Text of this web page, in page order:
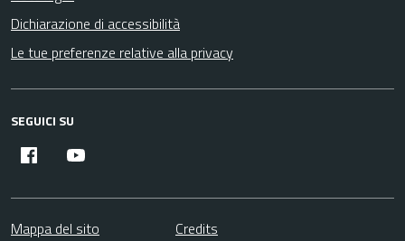
Dichiarazione di accessibilità
Le tue preferenze relative alla privacy
SEGUICI SU
Facebook
Mappa del sito Credits